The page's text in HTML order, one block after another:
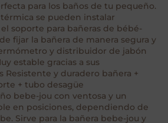
para los baños de tu pequeño.
térmica se pueden instalar
soporte para bañeras de bébé-
fijar la bañera de manera segura y
y distribuidor de jabón
estable gracias a sus
Resistente y duradero bañera +
+ tubo desagüe
bebe-jou con ventosa y un
en posiciones, dependiendo de
Sirve para la bañera bebe-jou y